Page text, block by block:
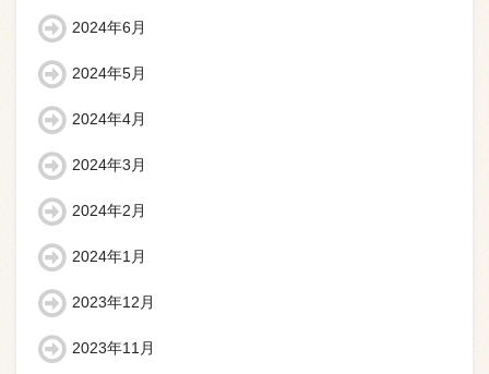
2024年6月
2024年5月
2024年4月
2024年3月
2024年2月
2024年1月
2023年12月
2023年11月